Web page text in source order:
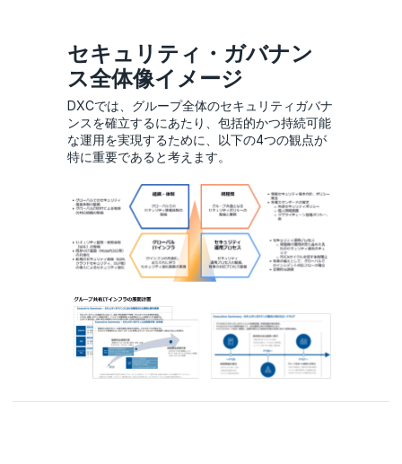
セキュリティ・ガバナン
ス全体像イメージ
DXCでは、グループ全体のセキュリティガバナ
ンスを確立するにあたり、包括的かつ持続可能
な運用を実現するために、以下の4つの観点が
特に重要であると考えます。